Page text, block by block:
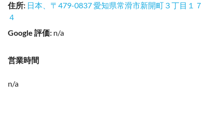
住所: 日本、〒479-0837 愛知県常滑市新開町３丁目１７
４
Google 評価: n/a
営業時間
n/a